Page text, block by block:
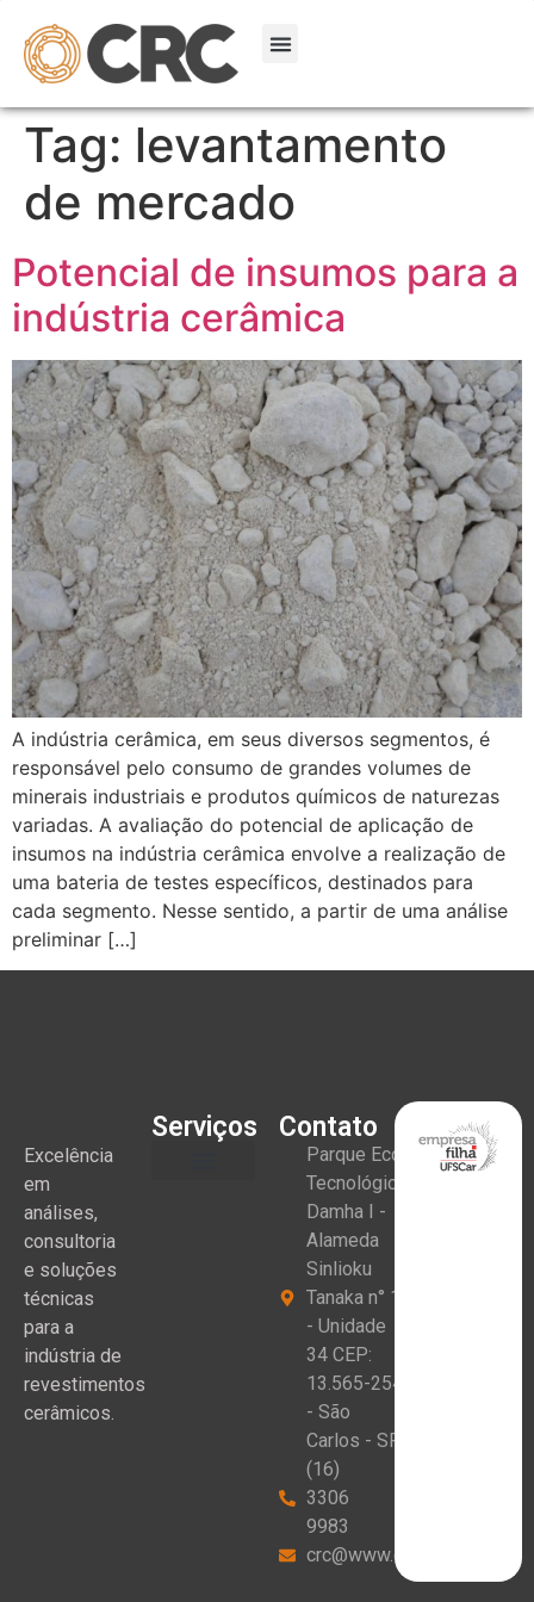
Tag: levantamento
de mercado
Potencial de insumos para a
indústria cerâmica
A indústria cerâmica, em seus diversos segmentos, é
responsável pelo consumo de grandes volumes de
minerais industriais e produtos químicos de naturezas
variadas. A avaliação do potencial de aplicação de
insumos na indústria cerâmica envolve a realização de
uma bateria de testes específicos, destinados para
cada segmento. Nesse sentido, a partir de uma análise
preliminar […]
Excelência
em
análises,
consultoria
e soluções
técnicas
para a
indústria de
revestimentos
cerâmicos.
Serviços Contato
Parque Eco
Tecnológico
Damha I -
Alameda
Sinlioku
Tanaka n° 1
- Unidade
34 CEP:
13.565-254
- São
Carlos - SP
(16)
3306
9983
crc@www.crceram.com.br